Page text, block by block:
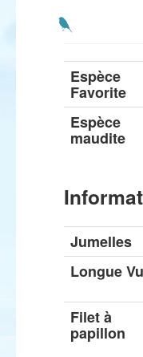
Espèce
Favorite
Espèce
maudite
Jumelles
Longue
Filet à
papillon